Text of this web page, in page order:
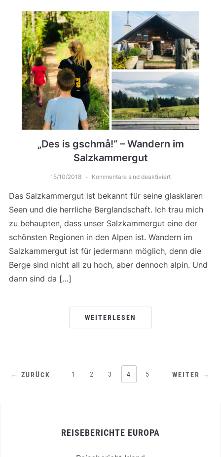
„Des is gschmå!“ – Wandern im
Salzkammergut
15/10/2018 Kommentare sind deaktiviert
Das Salzkammergut ist bekannt für seine glasklaren
Seen und die herrliche Berglandschaft. Ich trau mich
zu behaupten, dass unser Salzkammergut eine der
schönsten Regionen in den Alpen ist. Wandern im
Salzkammergut ist für jedermann möglich, denn die
Berge sind nicht all zu hoch, aber dennoch alpin. Und
dann sind da […]
WEITERLESEN
← ZURÜCK 1 2 3 4 5 WEITER →
REISEBERICHTE EUROPA